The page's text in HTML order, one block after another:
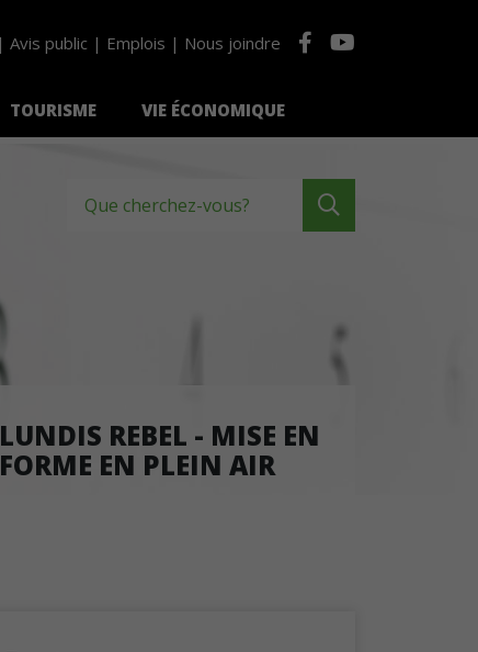
Avis public Emplois Nous joindre
TOURISME VIE ÉCONOMIQUE
Que cherchez-vous?
LUNDIS REBEL - MISE EN
FORME EN PLEIN AIR